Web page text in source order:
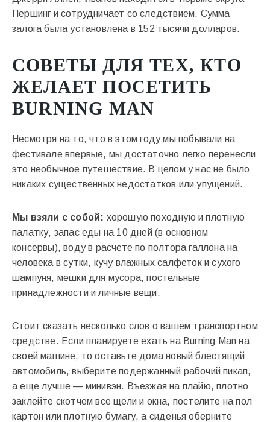
Першинг и сотрудничает со следствием. Сумма
залога была установлена в 152 тысячи долларов.
СОВЕТЫ ДЛЯ ТЕХ, КТО
ЖЕЛАЕТ ПОСЕТИТЬ
BURNING MAN
Несмотря на то, что в этом году мы побывали на
фестивале впервые, мы достаточно легко перенесли
это необычное путешествие. В целом у нас не было
никаких существенных недостатков или упущений.
Мы взяли с собой: хорошую походную и плотную
палатку, запас еды на 10 дней (в основном
консервы), воду в расчете по полтора галлона на
человека в сутки, кучу влажных салфеток и сухого
шампуня, мешки для мусора, постельные
принадлежности и личные вещи.
Стоит сказать несколько слов о вашем транспортном
средстве. Если планируете ехать на Burning Man на
своей машине, то оставьте дома новый блестящий
автомобиль, выберите подержанный рабочий пикап,
а еще лучше — минивэн. Въезжая на плайю, плотно
заклейте скотчем все щели и окна, постелите на пол
картон или плотную бумагу, а сиденья оберните